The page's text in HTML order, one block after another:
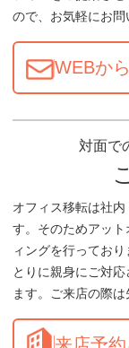
ので、お気軽にお問
WEBか
対面で
オフィス移転は社
す。そのためアッ
ィングを行ってお
とりに親身にご対
ます。ご来店の際は
来店予